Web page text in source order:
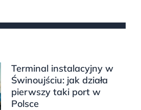
Terminal instalacyjny w
Świnoujściu: jak działa
pierwszy taki port w
Polsce